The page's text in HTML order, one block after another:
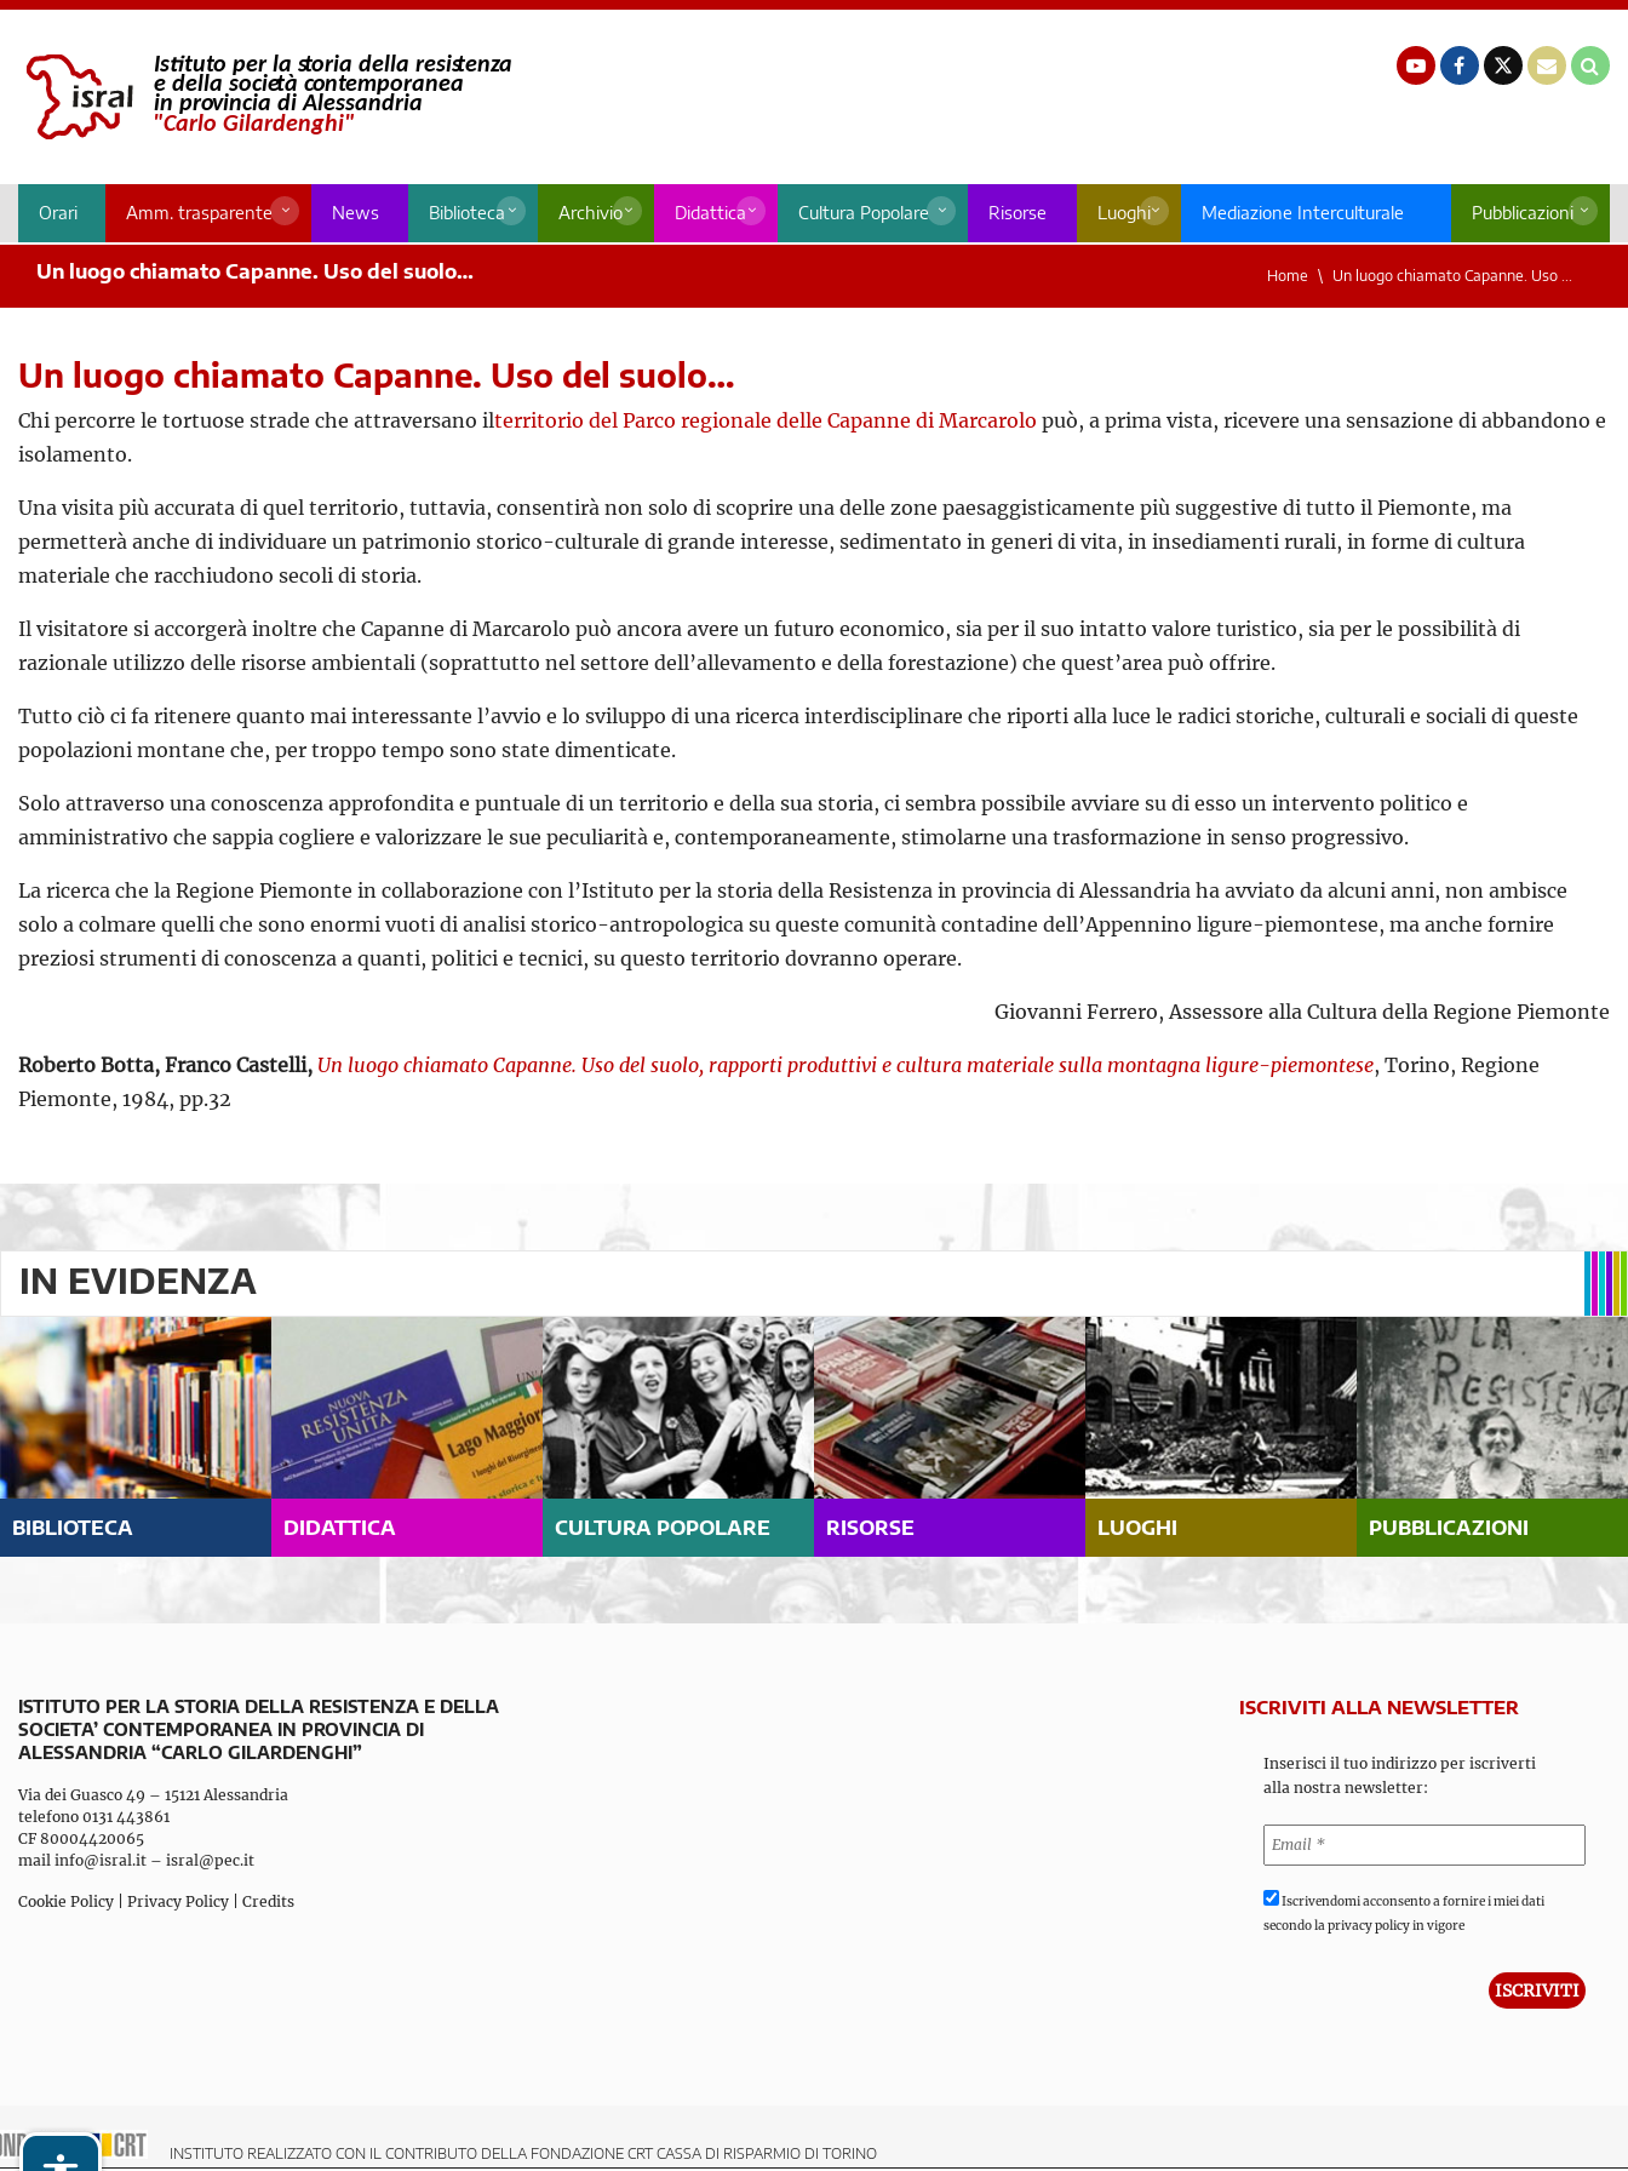
Orari Amm. trasparente News Biblioteca Archivio Didattica Cultura Popolare Risorse Luoghi Mediazione Interculturale Pubblicazioni
Un luogo chiamato Capanne. Uso del suolo… Home Un luogo chiamato Capanne. Uso ...
Un luogo chiamato Capanne. Uso del suolo…
Chi percorre le tortuose strade che attraversano ilterritorio del Parco regionale delle Capanne di Marcarolo può, a prima vista, ricevere una sensazione di abbandono e
isolamento.
Una visita più accurata di quel territorio, tuttavia, consentirà non solo di scoprire una delle zone paesaggisticamente più suggestive di tutto il Piemonte, ma
permetterà anche di individuare un patrimonio storico-culturale di grande interesse, sedimentato in generi di vita, in insediamenti rurali, in forme di cultura
materiale che racchiudono secoli di storia.
Il visitatore si accorgerà inoltre che Capanne di Marcarolo può ancora avere un futuro economico, sia per il suo intatto valore turistico, sia per le possibilità di
razionale utilizzo delle risorse ambientali (soprattutto nel settore dell’allevamento e della forestazione) che quest’area può offrire.
Tutto ciò ci fa ritenere quanto mai interessante l’avvio e lo sviluppo di una ricerca interdisciplinare che riporti alla luce le radici storiche, culturali e sociali di queste
popolazioni montane che, per troppo tempo sono state dimenticate.
Solo attraverso una conoscenza approfondita e puntuale di un territorio e della sua storia, ci sembra possibile avviare su di esso un intervento politico e
amministrativo che sappia cogliere e valorizzare le sue peculiarità e, contemporaneamente, stimolarne una trasformazione in senso progressivo.
La ricerca che la Regione Piemonte in collaborazione con l’Istituto per la storia della Resistenza in provincia di Alessandria ha avviato da alcuni anni, non ambisce
solo a colmare quelli che sono enormi vuoti di analisi storico-antropologica su queste comunità contadine dell’Appennino ligure-piemontese, ma anche fornire
preziosi strumenti di conoscenza a quanti, politici e tecnici, su questo territorio dovranno operare.
Giovanni Ferrero, Assessore alla Cultura della Regione Piemonte
Roberto Botta, Franco Castelli, Un luogo chiamato Capanne. Uso del suolo, rapporti produttivi e cultura materiale sulla montagna ligure-piemontese, Torino, Regione
Piemonte, 1984, pp.32
IN EVIDENZA
BIBLIOTECA DIDATTICA CULTURA POPOLARE RISORSE LUOGHI PUBBLICAZIONI
ISTITUTO PER LA STORIA DELLA RESISTENZA E DELLA
SOCIETA’ CONTEMPORANEA IN PROVINCIA DI
ALESSANDRIA “CARLO GILARDENGHI”
Via dei Guasco 49 – 15121 Alessandria
telefono 0131 443861
CF 80004420065
mail info@isral.it – isral@pec.it
Cookie Policy Privacy Policy Credits
ISCRIVITI ALLA NEWSLETTER
Inserisci il tuo indirizzo per iscriverti
alla nostra newsletter:
Iscrivendomi acconsento a fornire i miei dati
secondo la privacy policy in vigore
INSTITUTO REALIZZATO CON IL CONTRIBUTO DELLA FONDAZIONE CRT CASSA DI RISPARMIO DI TORINO